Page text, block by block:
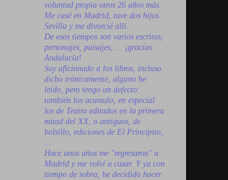
voluntad propia otros 26 años más.
Me casé en Madrid, tuve dos hijos
Sevilla y me divorcié allí.
De esos tiempos son varios escritos,
personajes, paisajes, ... ¡gracias
Andalucía!
Soy aficionado a los libros, incluso
dicho irónicamente, alguno he
leído, pero tengo un defecto:
también los acumulo, en especial
los de Teatro editados en la primera
mitad del XX, o antiguos, de
bolsillo, ediciones de El Principito,
...
Hace unos años me "regresaron" a
Madrid y me volví a casar. Y ya con
tiempo de sobra, he decidido hacer